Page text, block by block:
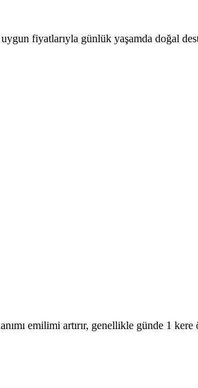
fiyatlarıyla günlük yaşamda doğal
emilimi artırır, genellikle günde 1 kere